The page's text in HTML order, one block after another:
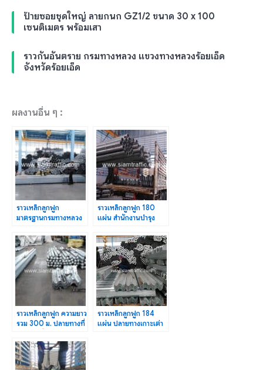
ป้ายซอยชุดใหญ่ ลายกนก GZ1/2 ขนาด 30 x 100
เซนติเมตร พร้อมเสา
ราวกันอันตราย กรมทางหลวง แขวงทางหลวงร้อยเอ็ด
จังหวัดร้อยเอ็ด
ผลงานอื่น ๆ :
ราวเหล็กลูกฟูก
มาตรฐานกรมทางหลวง
606 (Motorway)
ราวเหล็กลูกฟูก 180
แผ่น สำนักงานบำรุง
เมือง
ราวเหล็กลูกฟูก ความยาว
รวม 300 ม. ปลายทางที่
ราวเหล็กลูกฟูก 184
แผ่น ปลายทางเกาะเต่า